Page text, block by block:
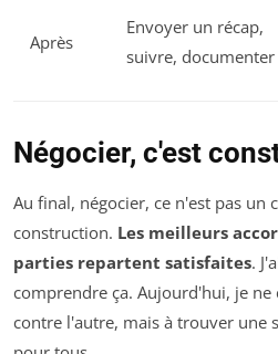
Après
Envoyer un récap,
suivre, documenter
Négocier, c'est
Au final, négocier, ce n'est pas un
construction. Les meilleurs
parties repartent satisfaites.
comprendre ça. Aujourd'hui, je ne
contre l'autre, mais à trouver une